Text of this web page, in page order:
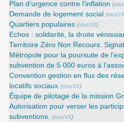
Plan d’urgence contre l’inflation (
Demande de logement social (
Quartiers populaires (elusVX)
Echos : solidarité, la droite
Territoire Zéro Non Recours.
Métropole pour la poursuite de
subvention de 5 000 euros à
Convention gestion en flux des
locatifs sociaux (elusVX)
Équipe de pilotage de la mission
Autorisation pour verser les
subventions.
(elusVX)